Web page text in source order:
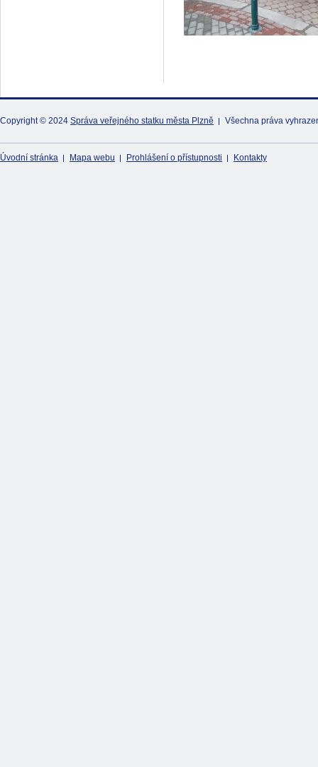
Copyright © 2024 Správa veřejného statku města Plzně Všechna práva
Úvodní stránka Mapa webu Prohlášení o přístupnosti Kontakty